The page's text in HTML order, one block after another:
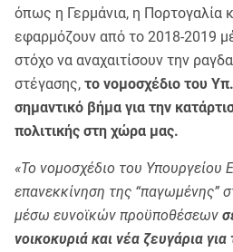
όπως η Γερμάνια, η Πορτογαλία
εφαρμόζουν από το 2018-2019
στόχο να αναχαιτίσουν την
στέγασης, το νομοσχέδιο του
σημαντικό βήμα για την
πολιτικής στη χώρα μας.
«Το νομοσχέδιο του Υπουργείου
επανεκκίνηση της “παγωμένης”
μέσω ευνοϊκών προϋποθέσεων
νοικοκυριά και νέα ζευγάρια